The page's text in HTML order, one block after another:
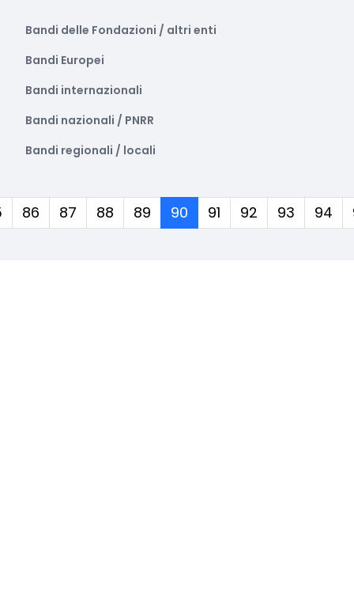
Bandi delle Fondazioni / altri enti
Bandi Europei
Bandi internazionali
Bandi nazionali / PNRR
Bandi regionali / locali
86 87 88 89 90(corrente)
91 92 93 94